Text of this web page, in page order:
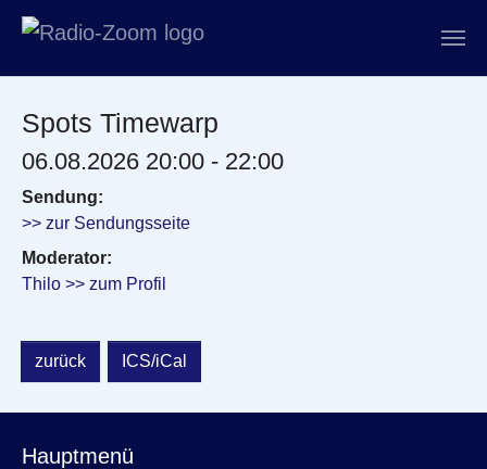
Spots Timewarp
06.08.2026 20:00 - 22:00
Sendung:
>> zur Sendungsseite
Moderator:
Thilo >> zum Profil
zurück ICS/iCal
Hauptmenü